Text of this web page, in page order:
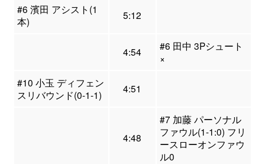
#6 濱田 アシスト(1
本)
5:12
4:54
#6 田中 3Pシュート
×
#10 小玉 ディフェン
スリバウンド(0-1-1)
4:51
4:48
#7 加藤 パーソナル
ファウル(1-1:0) フリ
ースローオンファウ
ル0